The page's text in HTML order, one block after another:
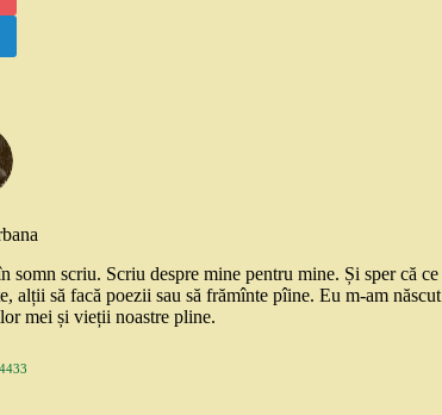
scriu. Scriu despre mine pentru mine. Și sper că ce
alții să facă poezii sau să frămînte pîine. Eu m-am născut
mei și vieții noastre pline.